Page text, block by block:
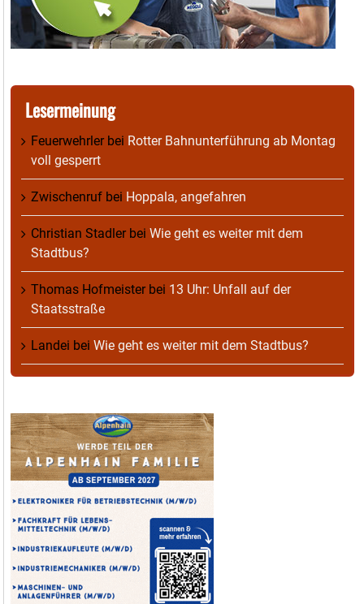
Lesermeinung
Feuerwehrlerbei Rotter Bahnunterführung ab Montag
voll gesperrt
Zwischenruf bei Hoppala, angefahren
Christian Stadlerbei Wie geht es weiter mit dem
Stadtbus?
Thomas Hofmeisterbei 13 Uhr: Unfall auf der
Staatsstraße
Landei bei Wie geht es weiter mit dem Stadtbus?